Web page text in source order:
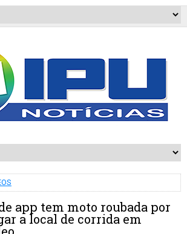
app tem moto roubada por
a local de corrida em